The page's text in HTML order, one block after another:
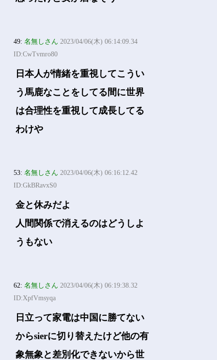
49:名無しさん 2023/04/06(木) 06:14:09.34
ID:CwTvmro80
日本人が情緒を重視してこうい
う馬鹿なことをしてる間に世界
は合理性を重視して成長してる
わけや
53:名無しさん 2023/04/06(木) 06:16:12.42
ID:GkBRavxS0
金と休みだよ
人間関係で消えるのはどうしよ
うもない
62:名無しさん 2023/04/06(木) 06:19:38.32
ID:XpfVmsyqa
日立って家電は中国に勝てない
からsierに切り替えたけど他の有
象無象と差別化できないから世